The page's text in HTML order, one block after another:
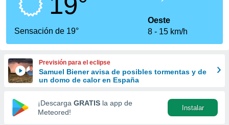
que se
calidad.
a este
las
y
forma
digital
basada
Sensación de 19°
Oeste
8
15 km/h
Previsión para el eclipse
Samuel Biener avisa de posibles tormentas y de
un domo de calor en España
¡Descarga GRATIS la app de
Meteored!
Instalar